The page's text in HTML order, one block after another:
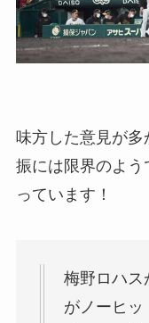
味方した意見が
振には限界のよ
っています！
梅野ロハス
がノーヒッ